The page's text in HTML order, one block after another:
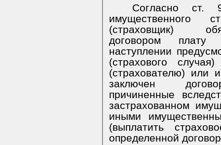
Согласно
имущественного
(страховщик)
договором
наступлении
(страхового
(страхователю) или
заключен
причиненные
застрахованном
иными
(выплатить
определенной